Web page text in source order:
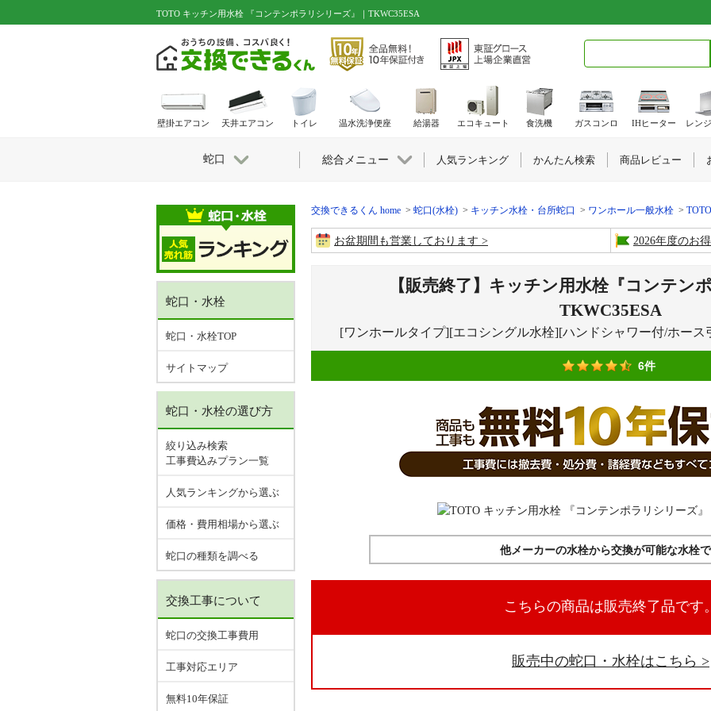
TOTO キッチン用水栓 『コンテンポラリシリーズ』｜TKWC35ESA
交換できるくん home 蛇口(水栓) キッチン水栓・台所蛇口 ワンホール一般水栓 TOTO
お盆期間も営業しております 2026年度のお
【販売終了】キッチン用水栓『コンテン
TKWC35ESA
[ワンホールタイプ][エコシングル水栓][ハンドシャワー付/ホース
6件
他メーカーの水栓から交換が可能な水栓
こちらの商品は販売終了品です
販売中の蛇口・水栓はこちら
蛇口・水栓
蛇口・水栓TOP
サイトマップ
蛇口・水栓の選び方
絞り込み検索
工事費込みプラン一覧
人気ランキングから選ぶ
価格・費用相場から選ぶ
蛇口の種類を調べる
交換工事について
蛇口の交換工事費用
工事対応エリア
無料10年保証
壁掛エアコン 天井エアコン トイレ 温水洗浄便座 給湯器 エコキュート 食洗機 ガスコンロ IHヒーター レン
蛇口 総合メニュー 人気ランキング かんたん検索 商品レビュー